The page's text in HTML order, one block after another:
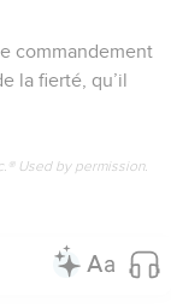
commandement
la fierté, qu’il
Used by permission.